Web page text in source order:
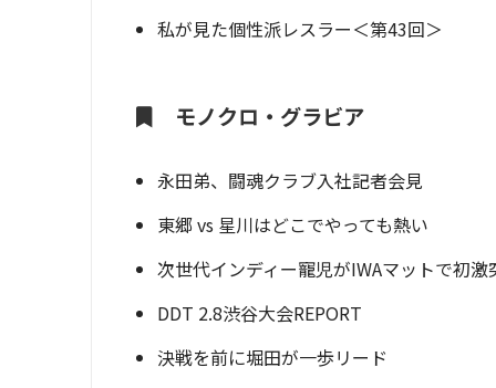
私が見た個性派レスラー＜第43回＞
モノクロ・グラビア
永田弟、闘魂クラブ入社記者会見
東郷 vs 星川はどこでやっても熱い
次世代インディー寵児がIWAマットで初激
DDT 2.8渋谷大会REPORT
決戦を前に堀田が一歩リード